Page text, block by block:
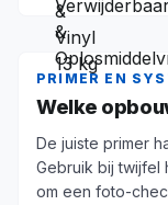
PRIMER EN
Welke
De juiste primer
Gebruik bij twijfel
om een foto-